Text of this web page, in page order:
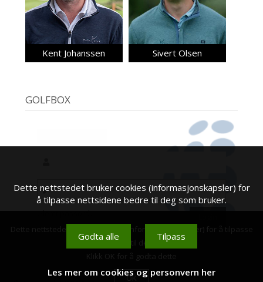
Kent Johanssen Sivert Olsen
GOLFBOX
Glemt passord?
Dette nettstedet bruker cookies (informasjonskapsler) for
å tilpasse nettsidene bedre til deg som bruker.
Godta alle Tilpass
Les mer om cookies og personvern her
Dette nettstedet bruker cookies (informasjonskapsler) for å tilpasse
nettsidene bedre til deg som bruker.
OK